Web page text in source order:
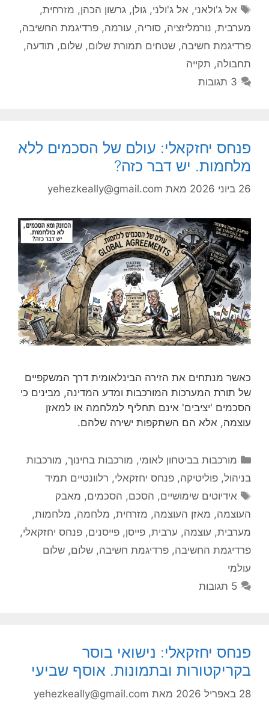
תגיות
אל ג'ולאני, אל ג'ולני,גולן,גרשון הכהן, מזרחית,
מערבית, נורמליזציה, סוריה, עורמה, פרדיגמת החשיבה,
פרדיגמת חשיבה, שטחים תמורת שלום, שלום, תודעה,
תחבולה, תקייה
3 תגובות
פנחס יחזקאלי: עולם של הסכמים ללא
מלחמות. יש דבר כזה?
26 ביוני 2026 מאת yehezkeally@gmail.com
כאשר מנתחים את הזירה הבינלאומית דרך המשקפיים
של תורת המערכות המורכבות ומדע המדינה, מבינים כי
הסכמים 'יציבים' אינם תחליף למלחמה או למאזן
עוצמה, אלא הם השתקפות ישירה שלהם.
קטגוריות
מורכבות בביטחון לאומי, מורכבות בחינוך, מורכבות
בניהול, פוליטיקה, פנחס יחזקאלי, רלוונטיים תמיד
תגיות
אידיוטים שימושיים, הסכם, הסכמים, מאבק
העוצמה, מאזן העוצמה, מזרחית, מלחמה, מלחמות,
מערבית, עוצמה, ערבית, פייסן, פייסנים, פנחס יחזקאלי,
פרדיגמת החשיבה, פרדיגמת חשיבה, שלום, שלום
עולמי
5 תגובות
פנחס יחזקאלי: נישואי בוסר
בקריקטורות ובתמונות. אוסף שביעי
28 באפריל 2026 מאת yehezkeally@gmail.com